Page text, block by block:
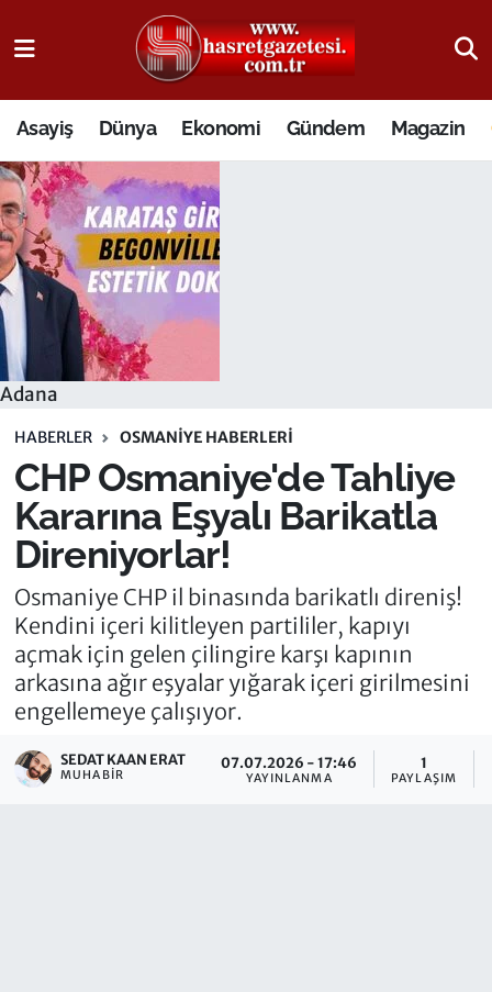
Asayiş Dünya Ekonomi Gündem Magazin
Adana
HABERLER OSMANIYE HABERLERI
CHP Osmaniye'de Tahliye
Kararına Eşyalı Barikatla
Direniyorlar!
Osmaniye CHP il binasında barikatlı direniş!
Kendini içeri kilitleyen partililer, kapıyı
açmak için gelen çilingire karşı kapının
arkasına ağır eşyalar yığarak içeri girilmesini
engellemeye çalışıyor.
SEDAT KAAN ERAT
MUHABIR
07.07.2026 - 17:46
YAYINLANMA
1
PAYLAŞIM
Osmaniye Nöbetçi Eczaneler
Osmaniye Hava Durumu
Osmaniye Trafik Yoğunluk Haritası
Süper Lig Puan Durumu ve Fikstür
Tüm Manşetler
Son Dakika Haberleri